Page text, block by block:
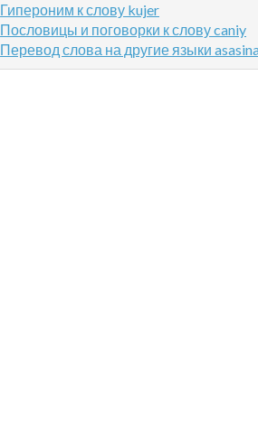
Гипероним к слову kujer
Пословицы и поговорки к слову caniy
Перевод слова на другие языки